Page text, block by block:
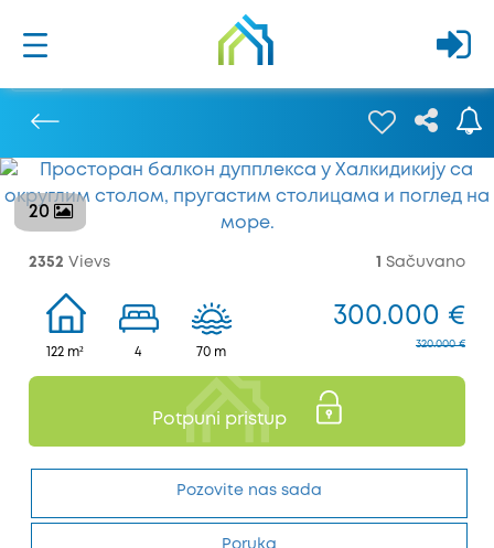
20
2352 Vievs 1 Sačuvano
122 m² 4 70 m
300.000 €
320.000 €
Potpuni pristup
Pozovite nas sada
Poruka